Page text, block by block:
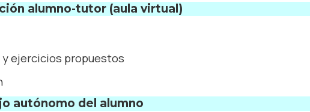
alumno-tutor (aula virtual)
ejercicios propuestos
autónomo del alumno